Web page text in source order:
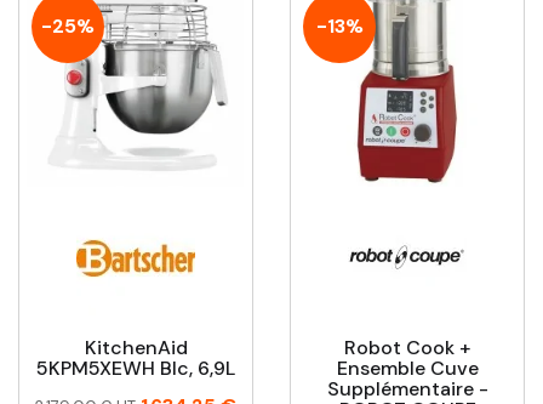
-25%
KitchenAid
5KPM5XEWH Blc, 6,9L
-13%
Robot Cook +
Ensemble Cuve
Supplémentaire -